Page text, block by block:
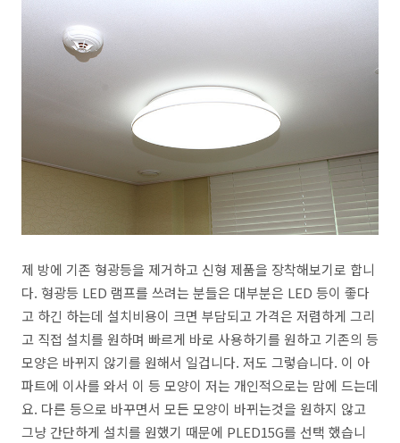
제 방에 기존 형광등을 제거하고 신형 제품을 장착해보기로 합니
다. 형광등 LED 램프를 쓰려는 분들은 대부분은 LED 등이 좋다
고 하긴 하는데 설치비용이 크면 부담되고 가격은 저렴하게 그리
고 직접 설치를 원하며 빠르게 바로 사용하기를 원하고 기존의 등
모양은 바뀌지 않기를 원해서 일겁니다. 저도 그렇습니다. 이 아
파트에 이사를 와서 이 등 모양이 저는 개인적으로는 맘에 드는데
요. 다른 등으로 바꾸면서 모든 모양이 바뀌는것을 원하지 않고
그냥 간단하게 설치를 원했기 때문에 PLED15G를 선택 했습니